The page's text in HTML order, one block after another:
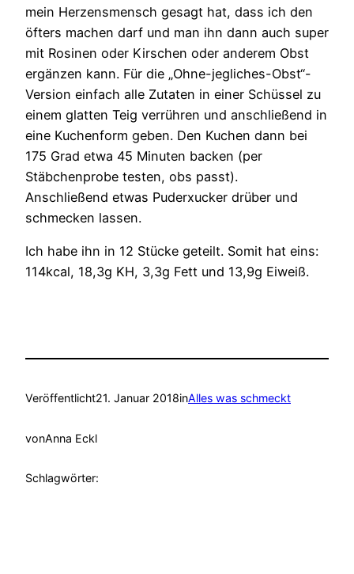
mein Herzensmensch gesagt hat, dass ich den
öfters machen darf und man ihn dann auch super
mit Rosinen oder Kirschen oder anderem Obst
ergänzen kann. Für die „Ohne-jegliches-Obst“-
Version einfach alle Zutaten in einer Schüssel zu
einem glatten Teig verrühren und anschließend in
eine Kuchenform geben. Den Kuchen dann bei
175 Grad etwa 45 Minuten backen (per
Stäbchenprobe testen, obs passt).
Anschließend etwas Puderxucker drüber und
schmecken lassen.
Ich habe ihn in 12 Stücke geteilt. Somit hat eins:
114kcal, 18,3g KH, 3,3g Fett und 13,9g Eiweiß.
Veröffentlicht21. Januar 2018inAlles was schmeckt
vonAnna Eckl
Schlagwörter: